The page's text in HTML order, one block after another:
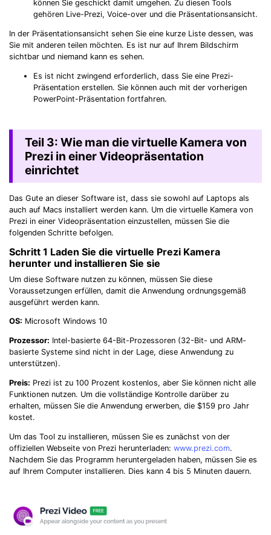
können Sie geschickt damit umgehen. Zu diesen Tools
gehören Live-Prezi, Voice-over und die Präsentationsansicht.
In der Präsentationsansicht sehen Sie eine kurze Liste dessen, was
Sie mit anderen teilen möchten. Es ist nur auf Ihrem Bildschirm
sichtbar und niemand kann es sehen.
Es ist nicht zwingend erforderlich, dass Sie eine Prezi-
Präsentation erstellen. Sie können auch mit der vorherigen
PowerPoint-Präsentation fortfahren.
Teil 3: Wie man die virtuelle Kamera von
Prezi in einer Videopräsentation
einrichtet
Das Gute an dieser Software ist, dass sie sowohl auf Laptops als
auch auf Macs installiert werden kann. Um die virtuelle Kamera von
Prezi in einer Videopräsentation einzustellen, müssen Sie die
folgenden Schritte befolgen.
Schritt 1 Laden Sie die virtuelle Prezi Kamera
herunter und installieren Sie sie
Um diese Software nutzen zu können, müssen Sie diese
Voraussetzungen erfüllen, damit die Anwendung ordnungsgemäß
ausgeführt werden kann.
OS: Microsoft Windows 10
Prozessor: Intel-basierte 64-Bit-Prozessoren (32-Bit- und ARM-
basierte Systeme sind nicht in der Lage, diese Anwendung zu
unterstützen).
Preis: Prezi ist zu 100 Prozent kostenlos, aber Sie können nicht alle
Funktionen nutzen. Um die vollständige Kontrolle darüber zu
erhalten, müssen Sie die Anwendung erwerben, die $159 pro Jahr
kostet.
Um das Tool zu installieren, müssen Sie es zunächst von der
offiziellen Webseite von Prezi herunterladen: www.prezi.com.
Nachdem Sie das Programm heruntergeladen haben, müssen Sie es
auf Ihrem Computer installieren. Dies kann 4 bis 5 Minuten dauern.